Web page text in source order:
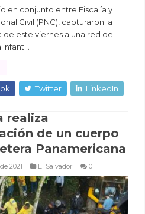
en conjunto entre Fiscalía y
Civil (PNC), capturaron la
de este viernes a una red de
Twitter LinkedIn
realiza
de un cuerpo
Panamericana
2021 El Salvador 0